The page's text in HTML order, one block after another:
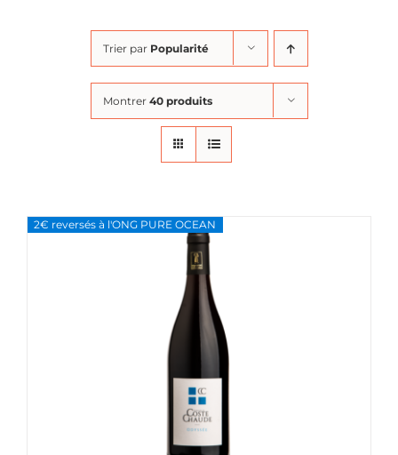
Trier par Popularité
Montrer 40 produits
2€ reversés à l'ONG PURE OCEAN